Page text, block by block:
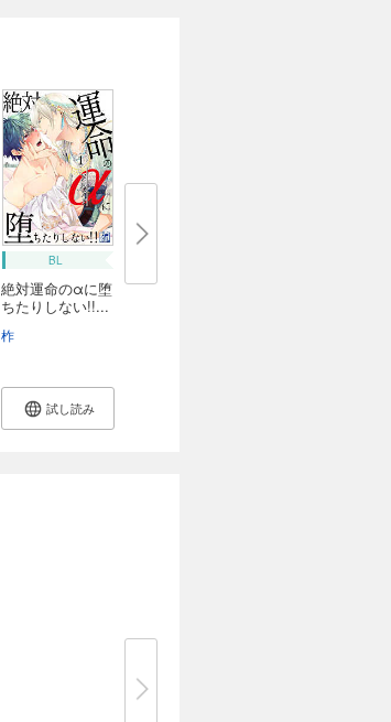
BL
絶対運命のαに堕
ちたりしない!!...
柞
試し読み